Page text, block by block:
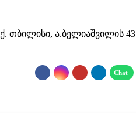
ქ. თბილისი, ა.ბელიაშვილის 43